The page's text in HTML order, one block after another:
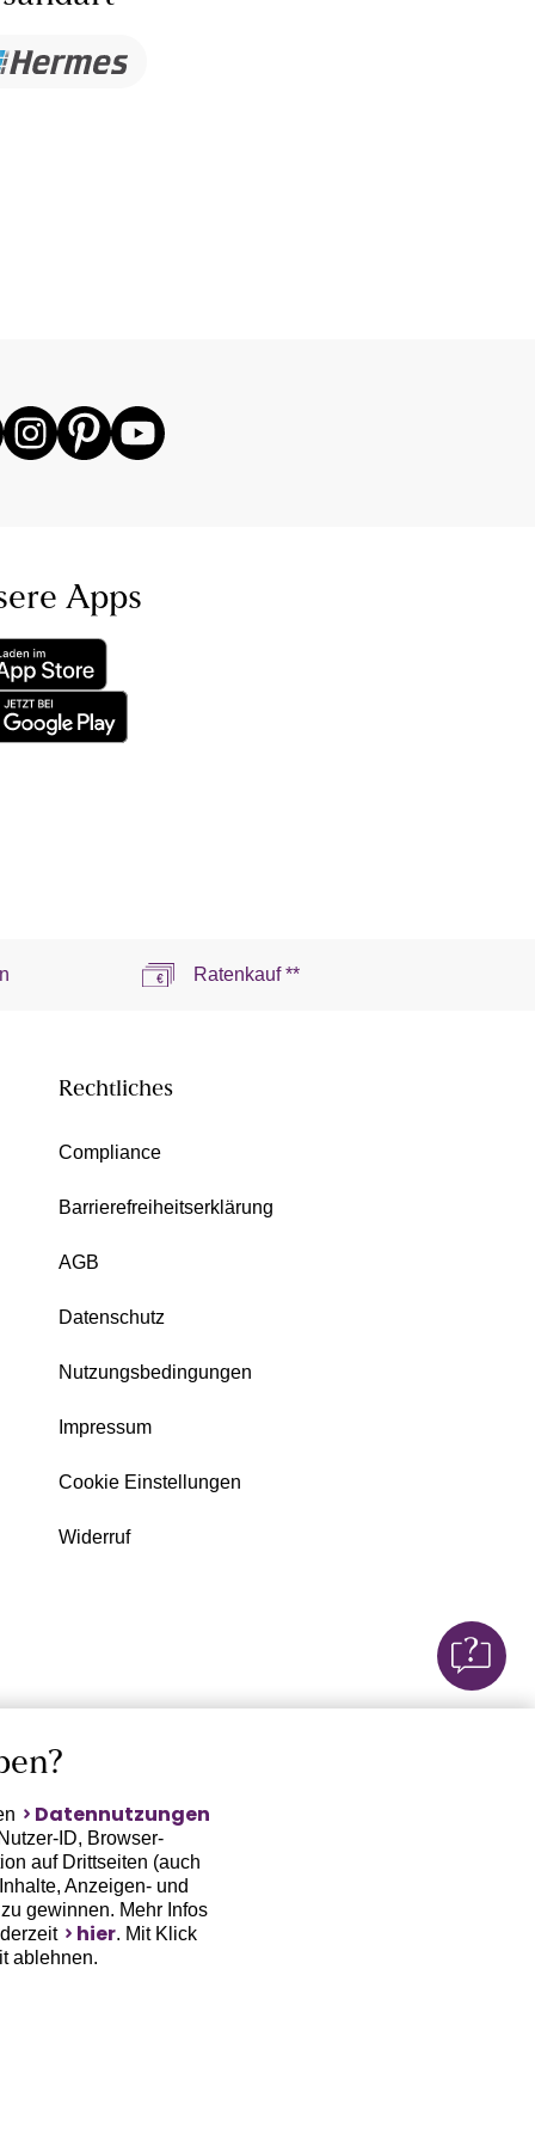
Apps
Ratenkauf **
Rechtliches
Compliance
Barrierefreiheitserklärung
AGB
Datenschutz
Nutzungsbedingungen
Impressum
Cookie Einstellungen
Widerruf
Datennutzungen
ID, Browser-
auf Drittseiten (auch
Anzeigen- und
gewinnen. Mehr Infos
hier. Mit Klick
ablehnen.
oder die
auch zu eigenen
auch deren